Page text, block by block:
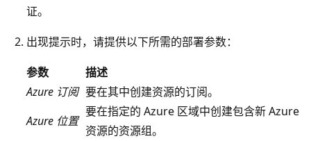
证。
出现提示时，请提供以下所需的部署参数：
参数
描述
Azure 订阅 要在其中创建资源的订阅。
Azure 位置
要在指定的 Azure 区域中创建包含新 Azure
资源的资源组。